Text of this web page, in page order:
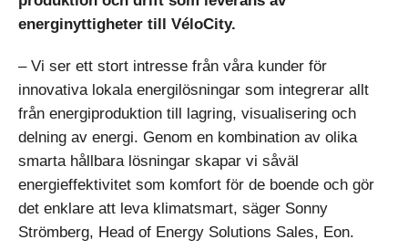
energinyttigheter till VéloCity.
– Vi ser ett stort intresse från våra kunder för
innovativa lokala energilösningar som integrerar allt
från energiproduktion till lagring, visualisering och
delning av energi. Genom en kombination av olika
smarta hållbara lösningar skapar vi såväl
energieffektivitet som komfort för de boende och gör
det enklare att leva klimatsmart, säger Sonny
Strömberg, Head of Energy Solutions Sales, Eon.